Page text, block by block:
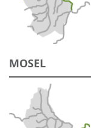
MOSEL